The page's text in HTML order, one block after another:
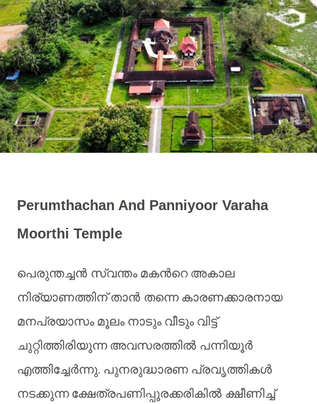
Perumthachan And Panniyoor Varaha
Moorthi Temple
പെരുന്തച്ചന്‍ സ്വന്തം മകന്‍റെ അകാല
നിര്യാണത്തിന് താന്‍ തന്നെ കാരണക്കാരനായ
മനപ്രയാസം മൂലം നാടും വീടും വിട്ട്
ചുറ്റിത്തിരിയുന്ന അവസരത്തില്‍ പന്നിയൂര്‍
എത്തിച്ചേര്‍ന്നു. പുനരുദ്ധാരണ പ്രവൃത്തികള്‍
നടക്കുന്ന ക്ഷേത്രപണിപ്പുരക്കരികില്‍ ക്ഷീണിച്ച്